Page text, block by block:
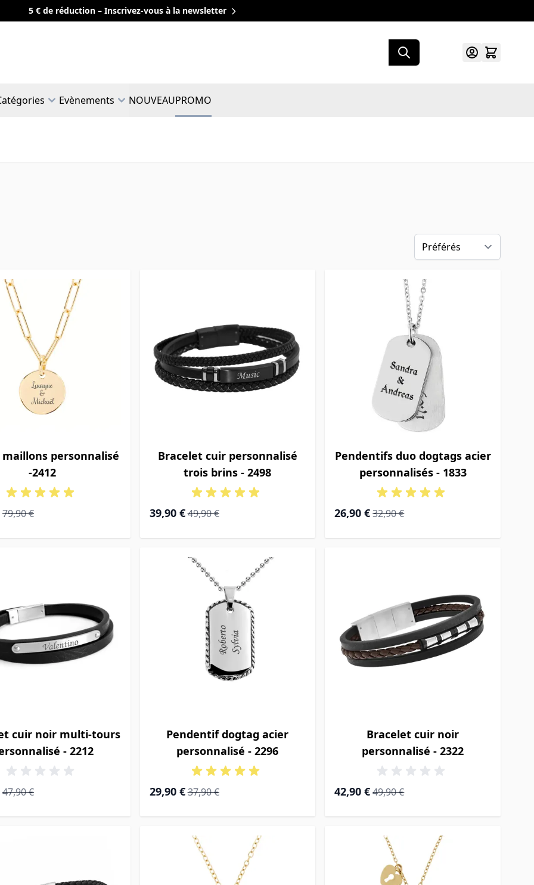
5 € de réduction – Inscrivez-vous à la newsletter
Evènements NOUVEAUPROMO
maillons personnalisé
-2412
Prix normal
79,90 €
Bracelet cuir personnalisé
trois brins - 2498
Prix Spécial
39,90 € Prix normal
49,90 €
Pendentifs duo dogtags acier
personnalisés - 1833
Prix Spécial
26,90 € Prix normal
32,90 €
cuir noir multi-tours
- 2212
Prix normal
47,90 €
Pendentif dogtag acier
personnalisé - 2296
Prix Spécial
29,90 € Prix normal
37,90 €
Bracelet cuir noir
personnalisé - 2322
Prix Spécial
42,90 € Prix normal
49,90 €